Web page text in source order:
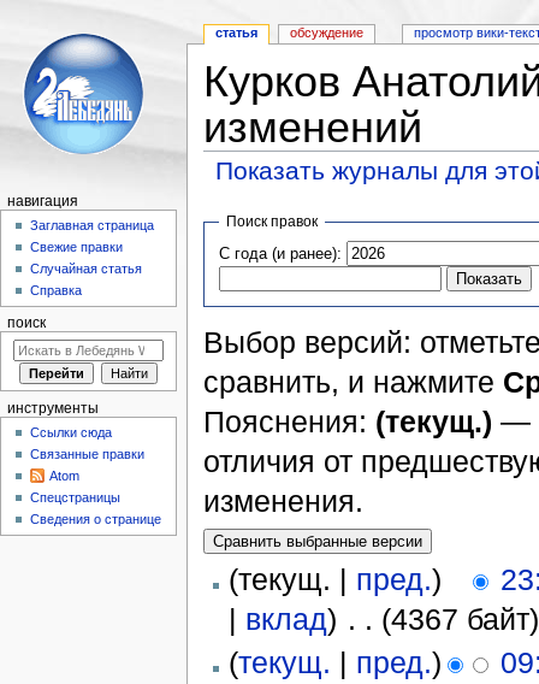
Курков
изменений
Показать журналы для
Поиск правок
С года (и ранее):
Выбор версий:
сравнить, и нажмите
Пояснения: (текущ.) —
отличия от
изменения.
(текущ. | пред.)
| вклад) . . (4367 байт)
(текущ. | пред.)
статья обсуждение просмотр вики-
навигация
Заглавная страница
Свежие правки
Случайная статья
Справка
поиск
инструменты
Ссылки сюда
Связанные правки
Atom
Спецстраницы
Сведения о странице